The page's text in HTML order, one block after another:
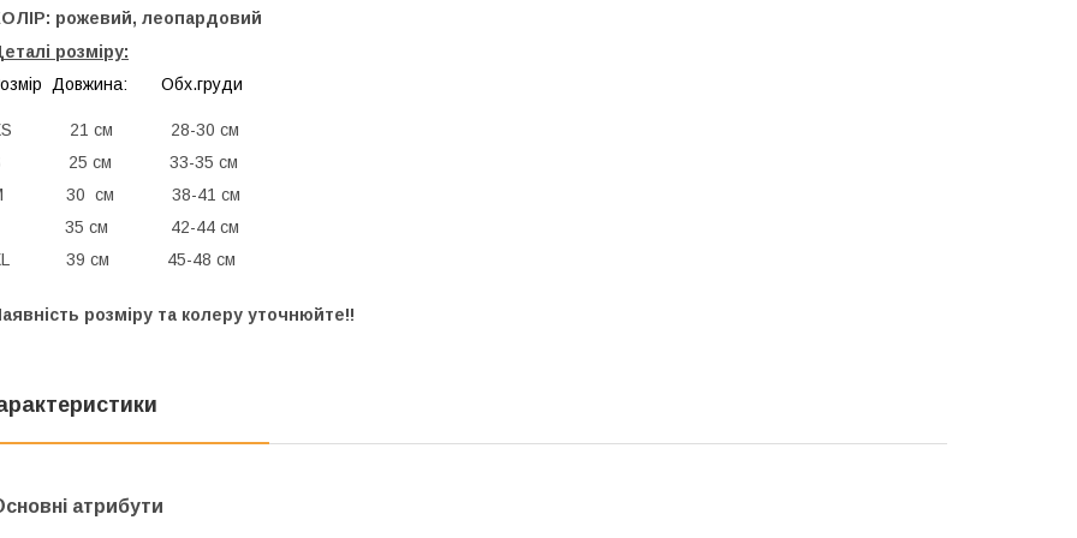
рожевий, леопардовий
розміру:
Довжина: Обх.груди
21 см 28-30 см
25 см 33-35 см
30 см 38-41 см
35 см 42-44 см
39 см 45-48 см
розміру та колеру уточнюйте!!
атрибути